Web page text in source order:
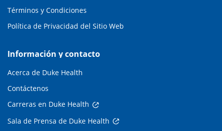
Términos y Condiciones
Política de Privacidad del Sitio Web
Información y contacto
Acerca de Duke Health
Contáctenos
Carreras en Duke Health
Sala de Prensa de Duke Health